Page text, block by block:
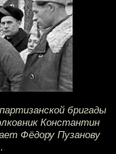
бригады
Константин
Фёдору Пузанову